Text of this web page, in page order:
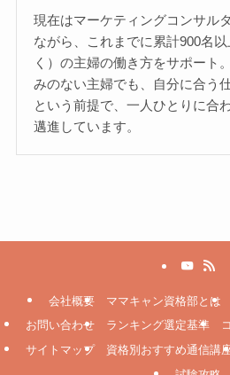
現在はマーケティングコンサル
ながら、これまでに累計900名
く）の主婦の働き方をサポート
みのない主婦でも、自分に合う
という前提で、一人ひとりに合
邁進しています。
会社概要 ママキャン資格部とは
お問い合わせ
ランキング選定基準
サイトマップ
資格別おすすめ通信講